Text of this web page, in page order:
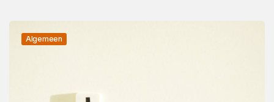
Algemeen